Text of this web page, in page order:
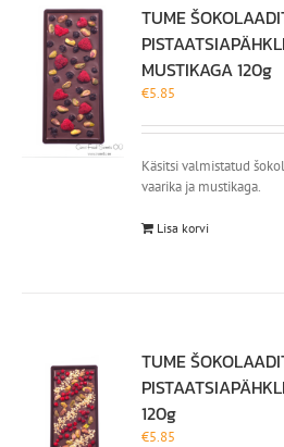
TUME
MUSTIKAGA 120g
€5.85
Käsitsi valmistatud
vaarika ja mustikaga.
Lisa korvi
TUME
120g
€5.85